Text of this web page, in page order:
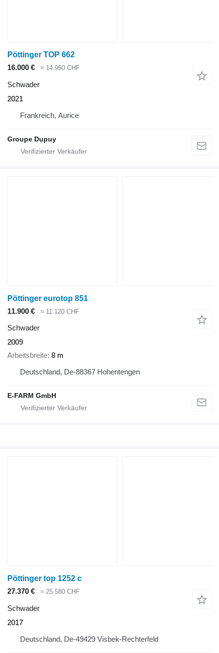
Pöttinger TOP 662
16.000 €
≈ 14.950 CHF
Schwader
2021
Frankreich, Aurice
Groupe Dupuy
Pöttinger eurotop 851
11.900 €
≈ 11.120 CHF
Schwader
2009
Arbeitsbreite 8 m
Deutschland, De-88367 Hohentengen
E-FARM GmbH
Pöttinger top 1252 c
27.370 €
≈ 25.580 CHF
Schwader
2017
Deutschland, De-49429 Visbek-Rechterfeld